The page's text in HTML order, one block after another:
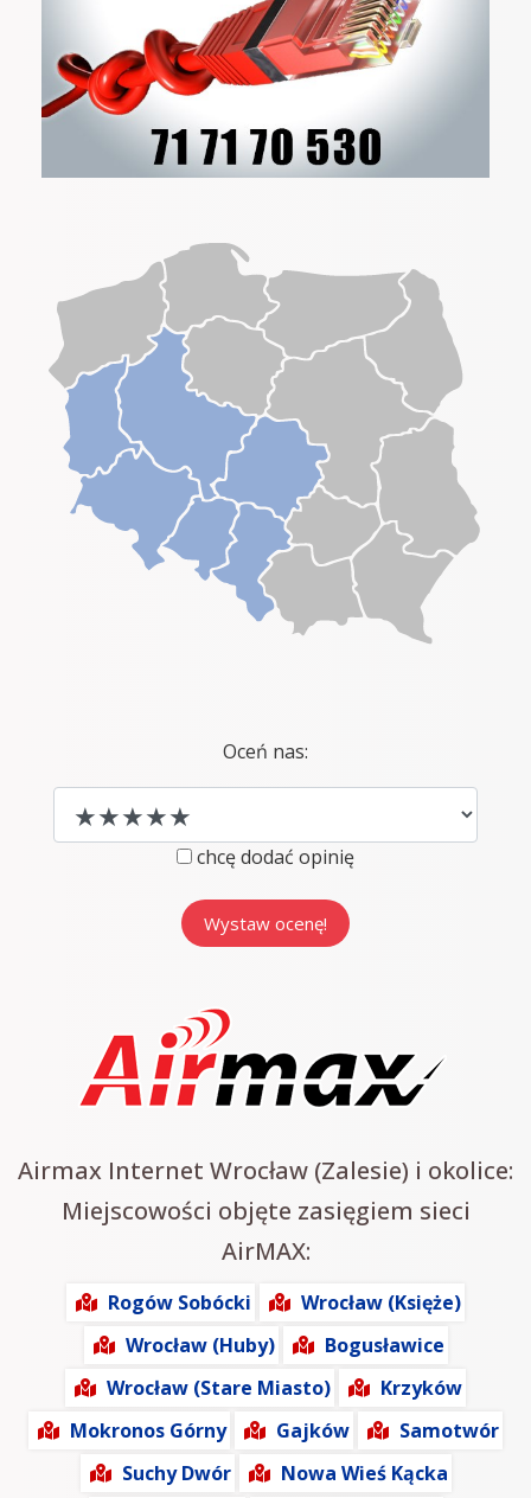
Oceń nas:
chcę dodać opinię
Airmax Internet Wrocław (Zalesie) i okolice:
Miejscowości objęte zasięgiem sieci
AirMAX:
Rogów Sobócki
Wrocław (Księże)
Wrocław (Huby)
Bogusławice
Wrocław (Stare Miasto)
Krzyków
Mokronos Górny
Gajków
Samotwór
Suchy Dwór
Nowa Wieś Kącka